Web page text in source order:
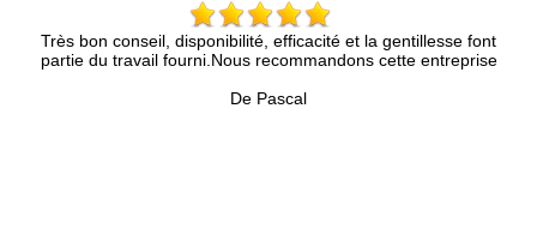
disponibilité, efficacité et la gentillesse font
fourni.Nous recommandons cette entreprise
Mr Brun et son
Nous sommes